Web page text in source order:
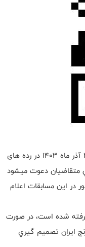
به اطلاع كليه علاقه مندان ميرساند كه مسابقات قهرمانی مدارس شطرنج آسیا از تاریخ ۱۱ لغایت ۲۱ آذر ماه ۱۴۰۳ در رده های
از تمامي متقاضيان دعوت ميشود
براي حضور در اين مسابقات اعلام
شده است، در صورت
ايران تصميم گيري